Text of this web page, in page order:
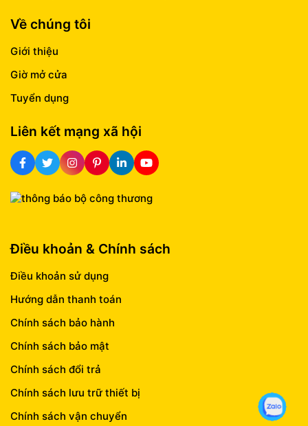
Về chúng tôi
Giới thiệu
Giờ mở cửa
Tuyển dụng
Liên kết mạng xã hội
Điều khoản & Chính sách
Điều khoản sử dụng
Hướng dẫn thanh toán
Chính sách bảo hành
Chính sách bảo mật
Chính sách đổi trả
Chính sách lưu trữ thiết bị
Chính sách vận chuyển